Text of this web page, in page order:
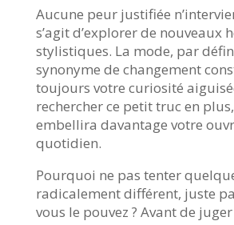
Aucune peur justifiée
s’agit d’explorer de nouveaux
stylistiques. La mode, par
synonyme de changement
toujours votre curiosité
rechercher ce petit truc en
embellira davantage votre
quotidien.
Pourquoi ne pas tenter
radicalement différent, juste
vous le pouvez ? Avant de